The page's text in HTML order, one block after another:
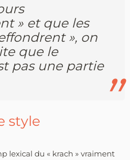
» et que les
», on
que le
pas une partie
style
lexical du « krach » vraiment